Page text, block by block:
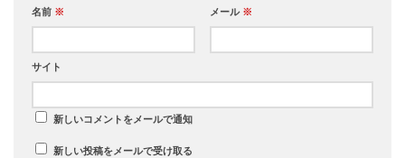
名前 ※ メール ※
サイト
新しいコメントをメールで通知
新しい投稿をメールで受け取る